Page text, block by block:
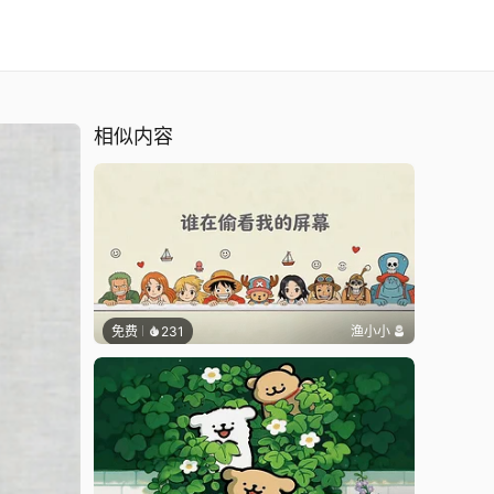
相似内容
免费 231 渔小小